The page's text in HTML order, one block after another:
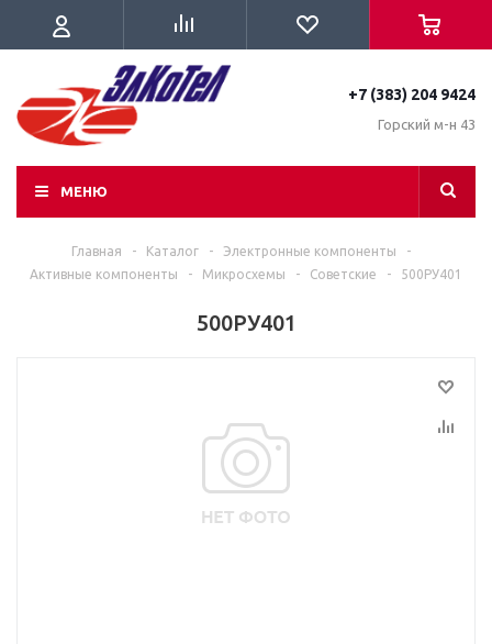
+7 (383) 204 9424
Горский м-н 43
МЕНЮ
Главная - Каталог - Электронные компоненты
-
Активные компоненты
- Микросхемы - Советские - 500РУ401
500РУ401